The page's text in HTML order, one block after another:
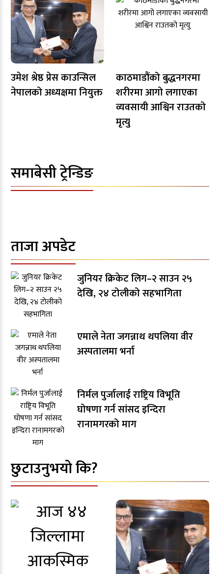
उमेश श्रेष्ठ प्रेस काउन्सिल
नेपालको अध्यक्षमा नियुक्त
काठमाडौंको बुद्धनगरमा
शरीरमा आगो लगाएका
व्यवसायी आश्विन राउतको
मृत्यु
समाबेसी ट्रेन्डिङ
ताजा अपडेट
जुनियर क्रिकेट लिग–२ साउन २५
देखि, २४ टोलीको सहभागिता
एमाले नेता जगन्नाथ थपलिया वीर
अस्पतालमा भर्ना
निर्मल पुर्जालाई राष्ट्रिय विभूति
घोषणा गर्न सांसद इन्दिरा
रानामगरको माग
छुटाउनुभयो कि?